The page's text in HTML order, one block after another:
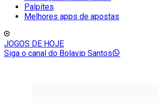
Palpites
Melhores apps de apostas
JOGOS DE HOJE
Siga o canal do Bolavip Santos